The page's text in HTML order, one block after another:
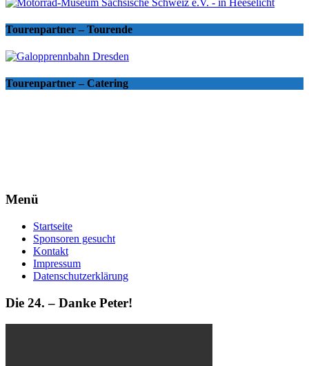
Tourenpartner – Tourende
Tourenpartner – Catering
Menü
Startseite
Sponsoren gesucht
Kontakt
Impressum
Datenschutzerklärung
Die 24. – Danke Peter!